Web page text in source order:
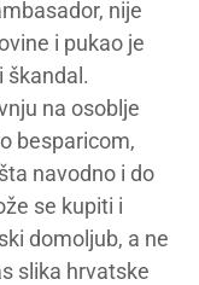
nije
i pukao je
škandal.
na osoblje
besparicom,
navodno i do
se kupiti i
domoljub, a ne
slika hrvatske